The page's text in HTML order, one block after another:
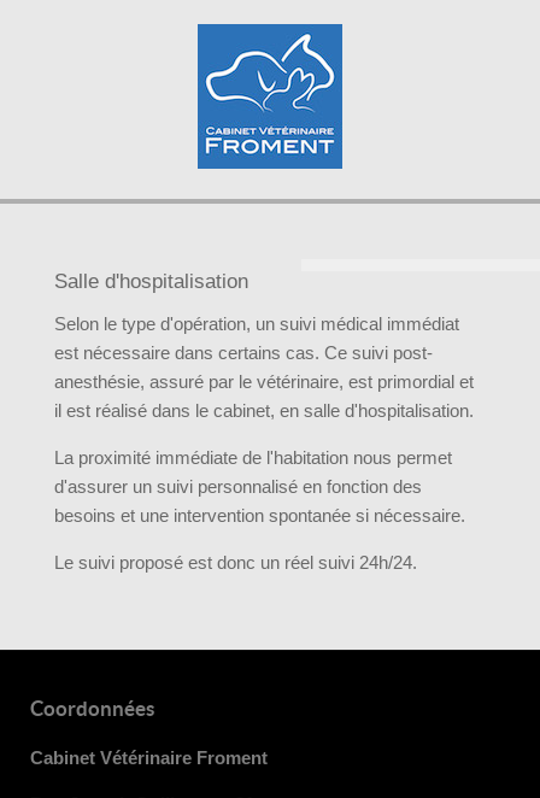
Salle d'hospitalisation
Selon le type d'opération, un suivi médical immédiat
est nécessaire dans certains cas. Ce suivi post-
anesthésie, assuré par le vétérinaire, est primordial et
il est réalisé dans le cabinet, en salle d'hospitalisation.
La proximité immédiate de l'habitation nous permet
d'assurer un suivi personnalisé en fonction des
besoins et une intervention spontanée si nécessaire.
Le suivi proposé est donc un réel suivi 24h/24.
Coordonnées
Cabinet Vétérinaire Froment